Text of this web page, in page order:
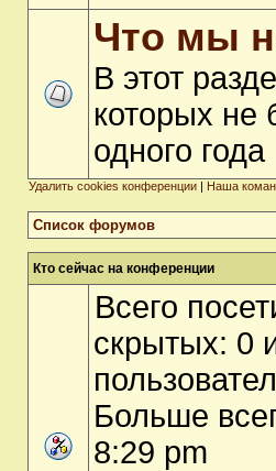
Что мы
В этот
которых
одного года
Удалить cookies конференции | Наша
Список форумов
Кто сейчас на конференции
Всего
скрытых: 0
Больше
8:29 pm